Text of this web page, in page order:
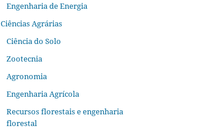
Engenharia de Energia
Ciências Agrárias
Ciência do Solo
Zootecnia
Agronomia
Engenharia Agrícola
Recursos florestais e engenharia
florestal